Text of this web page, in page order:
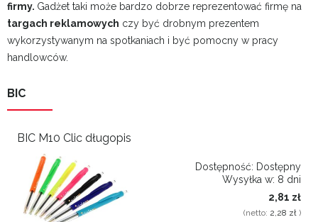
firmy. Gadżet taki może bardzo dobrze reprezentować firmę na
targach reklamowych czy być drobnym prezentem
wykorzystywanym na spotkaniach i być pomocny w pracy
handlowców.
BIC
BIC M10 Clic długopis
Dostępność: Dostępny
Wysyłka w: 8 dni
2,81 zł
(netto: 2,28 zł )